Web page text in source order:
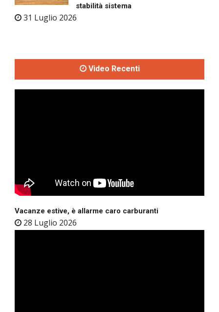
stabilità sistema
31 Luglio 2026
Video Recenti
Vacanze estive, è allarme caro carburanti
28 Luglio 2026